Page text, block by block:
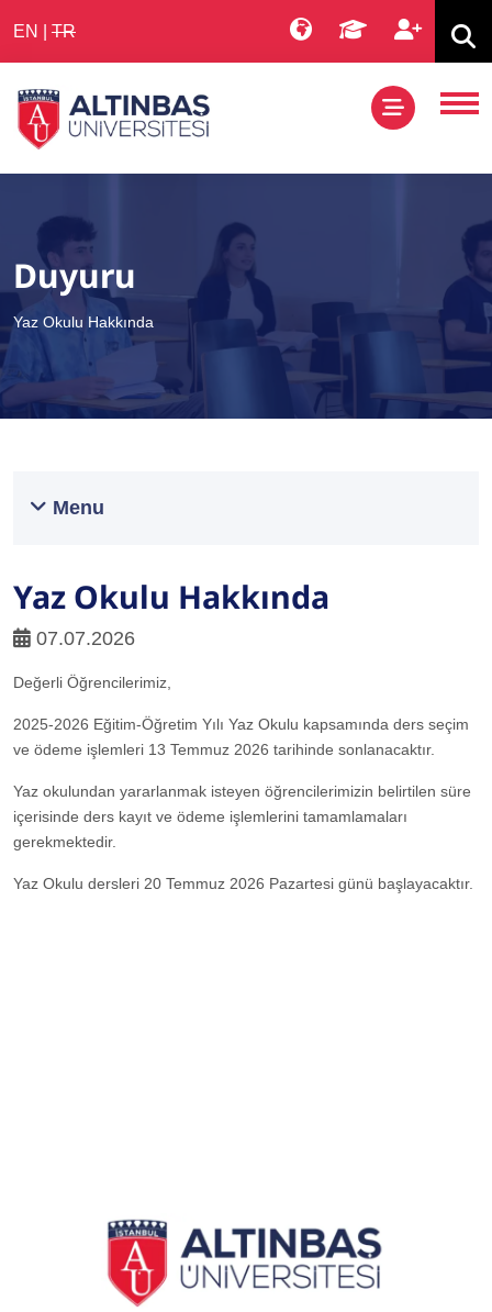
EN TR
Duyuru
Yaz Okulu Hakkında
Menu
Yaz Okulu Hakkında
07.07.2026
Değerli Öğrencilerimiz,
2025-2026 Eğitim-Öğretim Yılı Yaz Okulu kapsamında ders seçim
ve ödeme işlemleri 13 Temmuz 2026 tarihinde sonlanacaktır.
Yaz okulundan yararlanmak isteyen öğrencilerimizin belirtilen süre
içerisinde ders kayıt ve ödeme işlemlerini tamamlamaları
gerekmektedir.
Yaz Okulu dersleri 20 Temmuz 2026 Pazartesi günü başlayacaktır.